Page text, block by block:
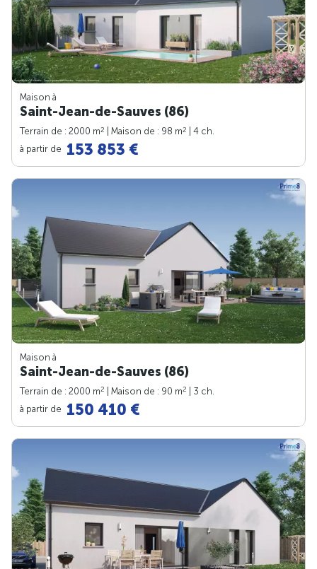
Maison à
Saint-Jean-de-Sauves (86)
Terrain de : 2000 m2 | Maison de : 98 m2
| 4 ch.
à partir de 153 853 €
Maison à
Saint-Jean-de-Sauves (86)
Terrain de : 2000 m2 | Maison de : 90 m2
| 3 ch.
à partir de 150 410 €